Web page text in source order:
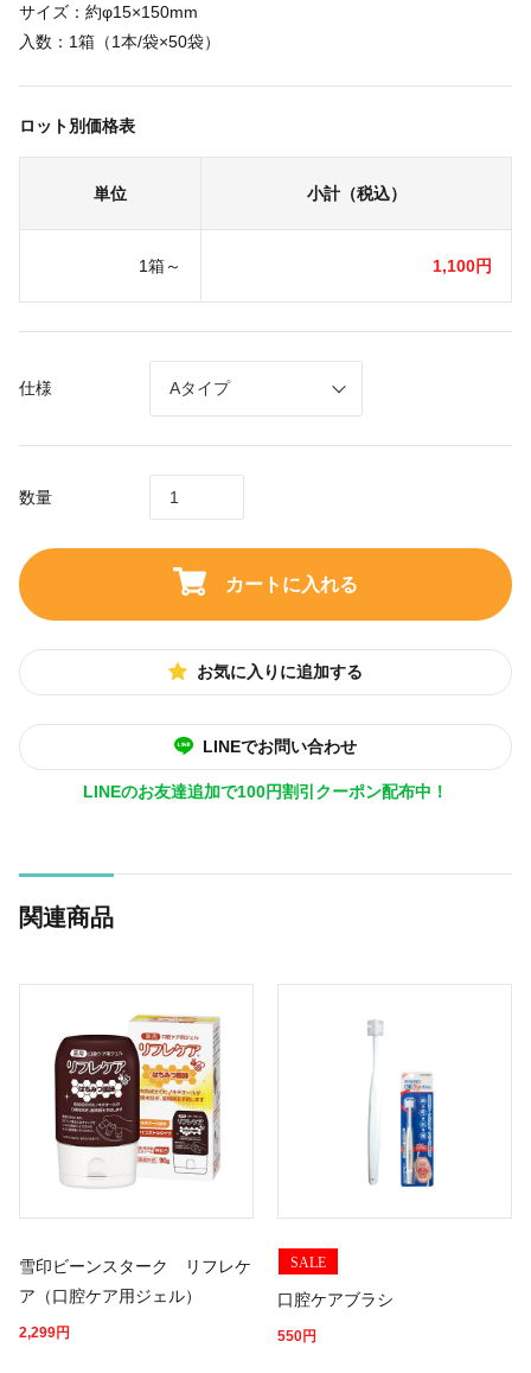
サイズ：約φ15×150mm
入数：1箱（1本/袋×50袋）
ロット別価格表
単位 小計（税込）
1箱～ 1,100円
仕様
数量
カートに入れる
お気に入りに追加する
LINEでお問い合わせ
LINEのお友達追加で100円割引クーポン配布中！
関連商品
雪印ビーンスターク リフレケ
ア（口腔ケア用ジェル）
2,299円
SALE
口腔ケアブラシ
550円